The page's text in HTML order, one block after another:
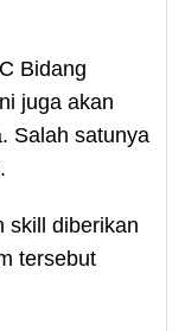
Bidang
juga akan
Salah satunya
skill diberikan
tersebut